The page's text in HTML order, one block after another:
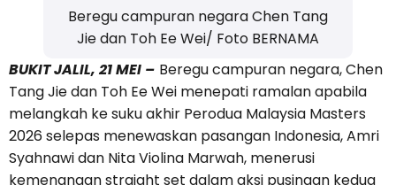
Beregu campuran negara Chen Tang
Jie dan Toh Ee Wei/ Foto BERNAMA
BUKIT JALIL, 21 MEI – Beregu campuran negara, Chen
Tang Jie dan Toh Ee Wei menepati ramalan apabila
melangkah ke suku akhir Perodua Malaysia Masters
2026 selepas menewaskan pasangan Indonesia, Amri
Syahnawi dan Nita Violina Marwah, menerusi
kemenangan straight set dalam aksi pusingan kedua